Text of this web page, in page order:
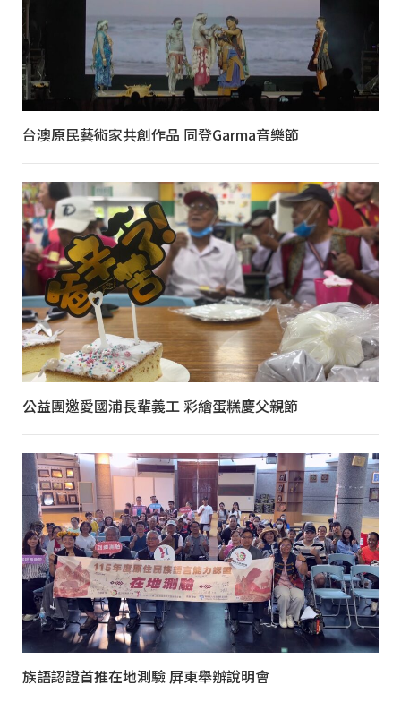
台澳原民藝術家共創作品 同登Garma音樂節
公益團邀愛國浦長輩義工 彩繪蛋糕慶父親節
族語認證首推在地測驗 屏東舉辦說明會